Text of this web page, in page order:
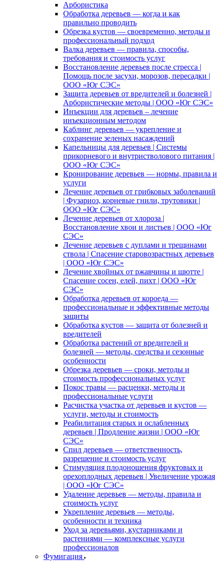
Арбористика
Обработка деревьев — когда и как
правильно проводить
Обрезка кустов — своевременно, методы и
профессиональный подход
Валка деревьев — правила, способы,
требования и стоимость услуг
Восстановление деревьев после стресса |
Помощь после засухи, морозов, пересадки |
ООО «Юг СЭС»
Защита деревьев от вредителей и болезней |
Арбористические методы | ООО «Юг СЭС»
Инъекции для деревьев – лечение
инъекционным методом
Каблинг деревьев — укрепление и
сохранение зеленых насаждений
Капельницы для деревьев | Системы
прикорневого и внутристволового питания |
ООО «Юг СЭС»
Кронирование деревьев — нормы, правила и
услуги
Лечение деревьев от грибковых заболеваний
| Фузариоз, корневые гнили, трутовики |
ООО «Юг СЭС»
Лечение деревьев от хлороза |
Восстановление хвои и листьев | ООО «Юг
СЭС»
Лечение деревьев с дуплами и трещинами
ствола | Спасение старовозрастных деревьев
| ООО «Юг СЭС»
Лечение хвойных от ржавчины и шютте |
Спасение сосен, елей, пихт | ООО «Юг
СЭС»
Обработка деревьев от короеда —
профессиональные и эффективные методы
защиты
Обработка кустов — защита от болезней и
вредителей
Обработка растений от вредителей и
болезней — методы, средства и сезонные
особенности
Обрезка деревьев — сроки, методы и
стоимость профессиональных услуг
Покос травы — расценки, методы и
профессиональные услуги
Расчистка участка от деревьев и кустов —
услуги, методы и стоимость
Реабилитация старых и ослабленных
деревьев | Продление жизни | ООО «Юг
СЭС»
Спил деревьев — ответственность,
разрешение и стоимость услуг
Стимуляция плодоношения фруктовых и
орехоплодных деревьев | Увеличение урожая
| ООО «Юг СЭС»
Удаление деревьев — методы, правила и
стоимость услуг
Укрепление деревьев — методы,
особенности и техника
Уход за деревьями, кустарниками и
растениями — комплексные услуги
профессионалов
Фумигация